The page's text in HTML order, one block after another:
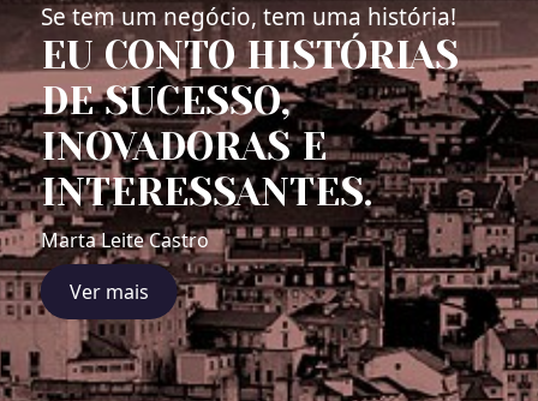
Se tem um negócio, tem uma história!
EU CONTO HISTÓRIAS
DE SUCESSO,
INOVADORAS E
INTERESSANTES.
Marta Leite Castro
Ver mais